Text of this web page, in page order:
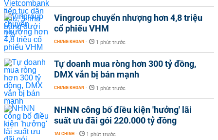
Vingroup chuyển nhượng hơn 4,8 triệu
cổ phiếu VHM
CHỨNG KHOÁN - 1 phút trước
Tự doanh mua ròng hơn 300 tỷ đồng,
DMX vẫn bị bán mạnh
CHỨNG KHOÁN - 1 phút trước
NHNN công bố điều kiện 'hưởng' lãi
suất ưu đãi gói 220.000 tỷ đồng
TÀI CHÍNH - 1 phút trước